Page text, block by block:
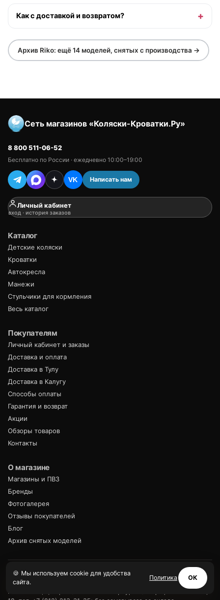
Как с доставкой и возвратом?
Архив Riko: ещё 14 моделей, снятых с производства →
Сеть магазинов «Коляски-Кроватки.Ру»
8 800 511-06-52
Бесплатно по России · ежедневно 10:00–19:00
VK Написать нам
Личный кабинет
вход · история заказов
Каталог
Детские коляски
Кроватки
Автокресла
Манежи
Стульчики для кормления
Весь каталог
Покупателям
Личный кабинет и заказы
Доставка и оплата
Доставка в Тулу
Доставка в Калугу
Способы оплаты
Гарантия и возврат
Акции
Обзоры товаров
Контакты
О магазине
Магазины и ПВЗ
Бренды
Фотогалерея
Отзывы покупателей
Блог
Архив снятых моделей
«Коляски-Кроватки.Ру» — интернет-магазин детских колясок,
кроваток и автокресел с 2004 года. Свои склады в Москве (ул.
Монтажная, 7, стр. 11) и Санкт-Петербурге (Митрофаньевское ш.,
🍪 Мы используем cookie для удобства
сайта.
Политика ОК